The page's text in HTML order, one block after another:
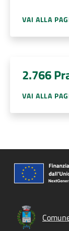
VAI ALLA
2.766
VAI ALLA